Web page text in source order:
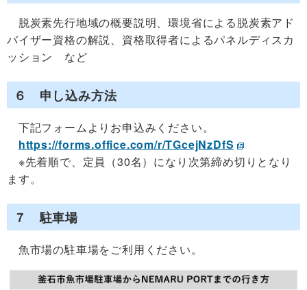
脱炭素先行地域の概要説明、環境省による脱炭素アド
バイザー資格の解説、資格取得者によるパネルディスカ
ッション など
６ 申し込み方法
下記フォームよりお申込みください。
https://forms.office.com/r/TGcejNzDfS
※先着順で、定員（30名）になり次第締め切りとなり
ます。
７ 駐車場
魚市場の駐車場をご利用ください。